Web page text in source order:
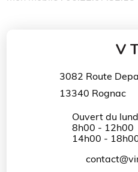
V
3082 Route
13340 Rognac
Ouvert du
8h00 - 12h00
14h00 -